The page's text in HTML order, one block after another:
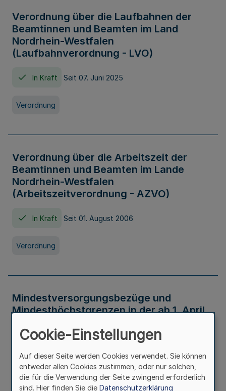
Verordnung über die Laufbahnen der
Beamtinnen und Beamten im Land
Nordrhein-Westfalen
(Laufbahnverordnung - LVO)
In Kraft Seit 07. Juni 2025
Verordnung
Verordnung über die Arbeitszeit der
Beamtinnen und Beamten im Lande
Nordrhein-Westfalen
(Arbeitszeitverordnung - AZVO)
In Kraft Seit 01. August 2006
Verordnung
Mindestversorgungsbezüge und
Mindesthöchstgrenzen in der ab 1. April
Verwaltungsvorschrift
Cookie-Einstellungen
Auf dieser Seite werden Cookies verwendet. Sie können
entweder allen Cookies zustimmen, oder nur solchen,
die für die Verwendung der Seite zwingend erforderlich
sind. Hier finden Sie die Datenschutzerklärung